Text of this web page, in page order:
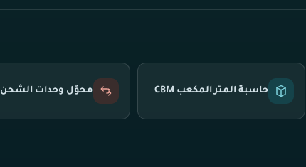
حاسبة المتر المكعب CBM محوّل وحدات الشحن